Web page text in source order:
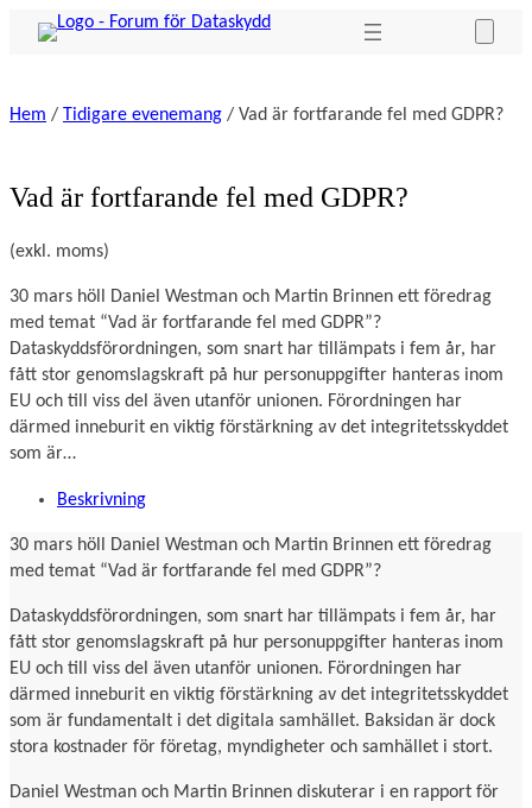
Hoppa
Hem / Tidigare evenemang / Vad är fortfarande fel med GDPR?
Vad är fortfarande fel med GDPR?
(exkl. moms)
30 mars höll Daniel Westman och Martin Brinnen ett föredrag
med temat “Vad är fortfarande fel med GDPR”?
Dataskyddsförordningen, som snart har tillämpats i fem år, har
fått stor genomslagskraft på hur personuppgifter hanteras inom
EU och till viss del även utanför unionen. Förordningen har
därmed inneburit en viktig förstärkning av det integritetsskyddet
som är…
Beskrivning
30 mars höll Daniel Westman och Martin Brinnen ett föredrag
med temat “Vad är fortfarande fel med GDPR”?
Dataskyddsförordningen, som snart har tillämpats i fem år, har
fått stor genomslagskraft på hur personuppgifter hanteras inom
EU och till viss del även utanför unionen. Förordningen har
därmed inneburit en viktig förstärkning av det integritetsskyddet
som är fundamentalt i det digitala samhället. Baksidan är dock
stora kostnader för företag, myndigheter och samhället i stort.
Daniel Westman och Martin Brinnen diskuterar i en rapport för